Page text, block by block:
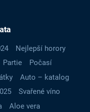
Nejlepší horory
Partie
Počasí
Auto – katalog
Svařené víno
Aloe vera